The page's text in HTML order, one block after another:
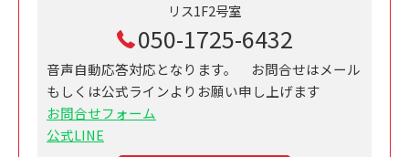
リス1F2号室
050-1725-6432
音声自動応答対応となります。 お問合せはメール
もしくは公式ラインよりお願い申し上げます
お問合せフォーム
公式LINE